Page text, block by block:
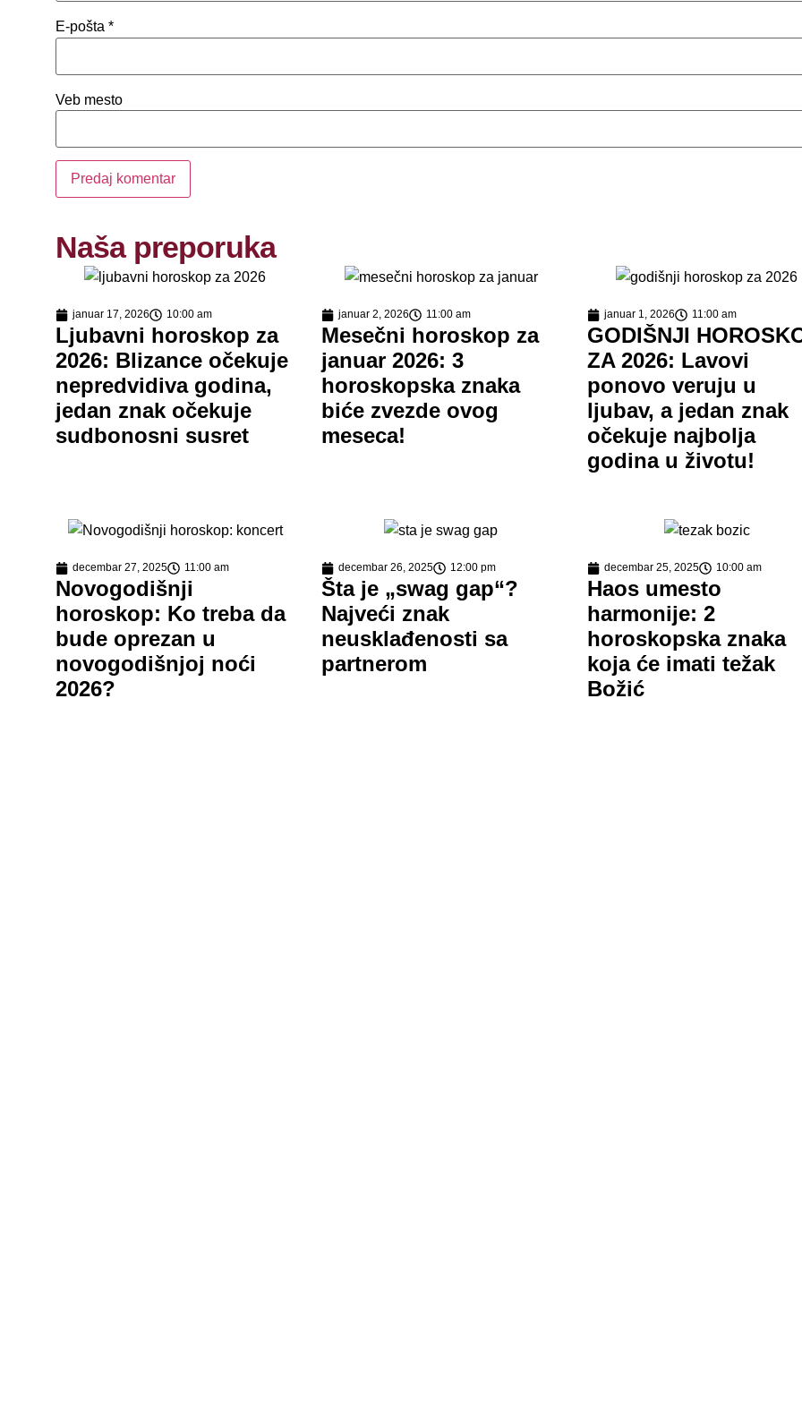
E-pošta *
Veb mesto
Naša preporuka
januar 17, 2026 10:00 am
Ljubavni horoskop za
2026: Blizance očekuje
nepredvidiva godina,
jedan znak očekuje
sudbonosni susret
januar 2, 2026 11:00 am
Mesečni horoskop za
januar 2026: 3
horoskopska znaka
biće zvezde ovog
meseca!
januar 1, 2026 11:00 am
GODIŠNJI
ZA 2026: Lavovi
ponovo veruju u
ljubav, a jedan znak
očekuje najbolja
godina u životu!
decembar 27, 2025 11:00 am
Novogodišnji
horoskop: Ko treba da
bude oprezan u
novogodišnjoj noći
2026?
decembar 26, 2025 12:00 pm
Šta je „swag gap“?
Najveći znak
neusklađenosti sa
partnerom
decembar 25, 2025 10:00 am
Haos umesto
harmonije: 2
horoskopska znaka
koja će imati težak
Božić